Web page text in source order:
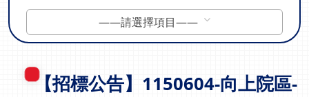
——請選擇項目——
【招標公告】1150604-向上院區-